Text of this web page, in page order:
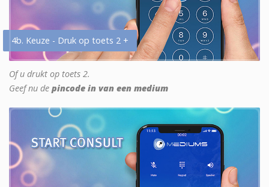
4b. Keuze - Druk op toets 2 +
Of u drukt op toets 2.
Geef nu de pincode in van een medium